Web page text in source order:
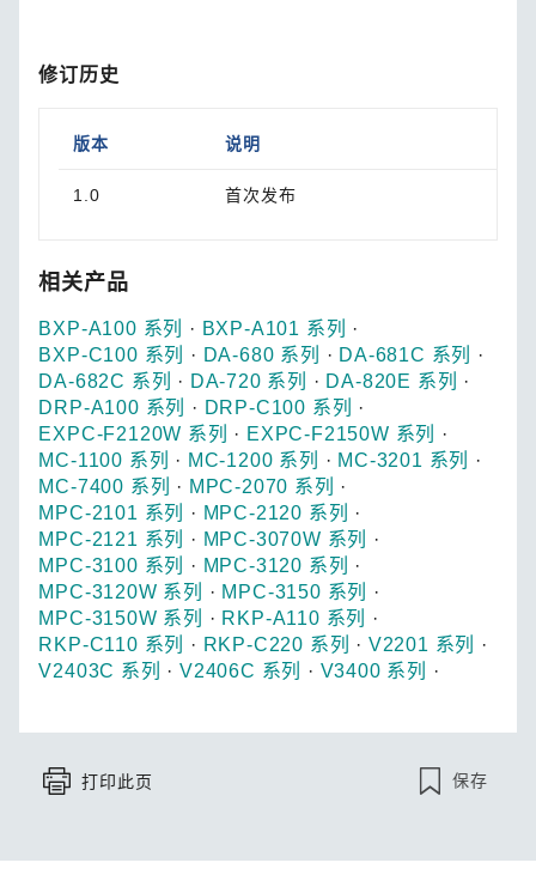
修订历史
版本 说明
1.0 首次发布
相关产品
BXP-A100 系列 · BXP-A101 系列
·
BXP-C100 系列
· DA-680 系列 · DA-681C 系列
·
DA-682C 系列
· DA-720 系列 · DA-820E 系列
·
DRP-A100 系列
· DRP-C100 系列
·
EXPC-F2120W 系列
· EXPC-F2150W 系列
·
MC-1100 系列
· MC-1200 系列 · MC-3201 系列
·
MC-7400 系列
· MPC-2070 系列
·
MPC-2101 系列
· MPC-2120 系列
·
MPC-2121 系列
· MPC-3070W 系列
·
MPC-3100 系列
· MPC-3120 系列
·
MPC-3120W 系列
· MPC-3150 系列
·
MPC-3150W 系列
· RKP-A110 系列
·
RKP-C110 系列
· RKP-C220 系列 · V2201 系列
·
V2403C 系列
·V2406C 系列 · V3400 系列 ·
打印此页 保存